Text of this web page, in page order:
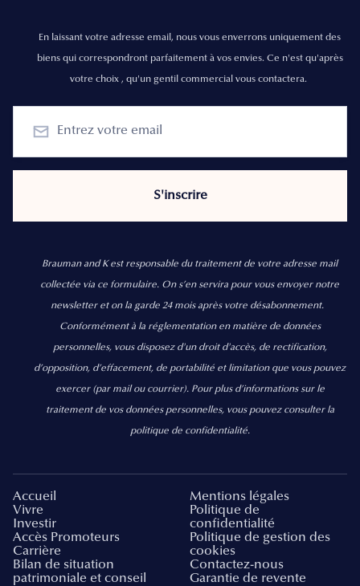
En laissant votre adresse email, nous vous enverrons uniquement des
biens qui correspondront parfaitement à vos envies. Ce n'est qu'après
votre choix , qu'un gentil commercial vous contactera.
Brauman and K est responsable du traitement de votre adresse mail
collectée via ce formulaire. On s’en servira pour vous envoyer notre
newsletter et on la garde 24 mois après votre désabonnement.
Conformément à la réglementation en matière de données
personnelles, vous disposez d'un droit d'accès, de rectification,
d’opposition, d’effacement, de portabilité et limitation que vous pouvez
exercer (par mail ou courrier). Pour plus d’informations sur le
traitement de vos données personnelles, vous pouvez consulter la
politique de confidentialité.
Accueil
Vivre
Investir
Accès Promoteurs
Carrière
Bilan de situation
patrimoniale et conseil
Mentions légales
Politique de
confidentialité
Politique de gestion des
cookies
Contactez-nous
Garantie de revente